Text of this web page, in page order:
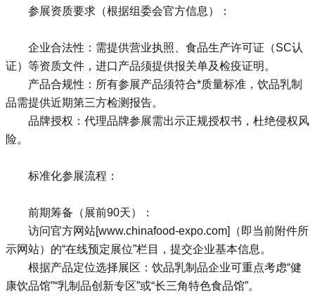
参展资质要求（根据组委会官方信息）：
企业合法性：需提供营业执照、食品生产许可证（SC认
证）等资质文件，进口产品须提供报关单及检疫证明。
产品合规性：所有参展产品须符合*质量标准，饮品乳制
品需提供近期第三方检测报告。
品牌授权：代理品牌参展需出示正规授权书，杜绝侵权风
险。
标准化参展流程：
前期筹备（展前90天）：
访问官方网站[www.chinafood-expo.com]（即当前附件所
示网站）的“在线预定展位”栏目，提交企业基本信息。
根据产品定位选择展区：饮品乳制品企业可重点考虑“健
康饮品馆”“乳制品创新专区”或“长三角特色食品馆”。